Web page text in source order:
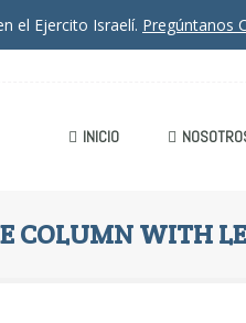
el Ejercito Israelí. Pregúntanos
INICIO
COLUMN WITH